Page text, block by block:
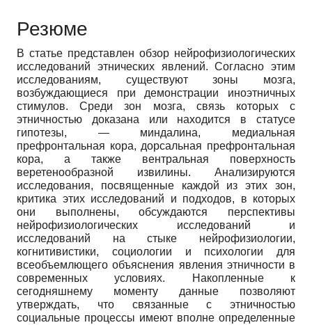
Резюме
В статье представлен обзор нейрофизиологических
исследований этнических явлений. Согласно этим
исследованиям, существуют зоны мозга,
возбуждающиеся при демонстрации иноэтничных
стимулов. Среди зон мозга, связь которых с
этничностью доказана или находится в статусе
гипотезы, — миндалина, медиальная
префронтальная кора, дорсальная префронтальная
кора, а также вентральная поверхность
веретенообразной извилины. Анализируются
исследования, посвященные каждой из этих зон,
критика этих исследований и подходов, в которых
они выполнены, обсуждаются перспективы
нейрофизиологических исследований и
исследований на стыке нейрофизиологии,
когнитивистики, социологии и психологии для
всеобъемлющего объяснения явления этничности в
современных условиях. Накопленные к
сегодняшнему моменту данные позволяют
утверждать, что связанные с этничностью
социальные процессы имеют вполне определенные